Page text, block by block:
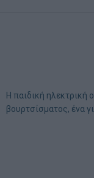
Η παιδική ηλεκτρική
βουρτσίσματος, ένα